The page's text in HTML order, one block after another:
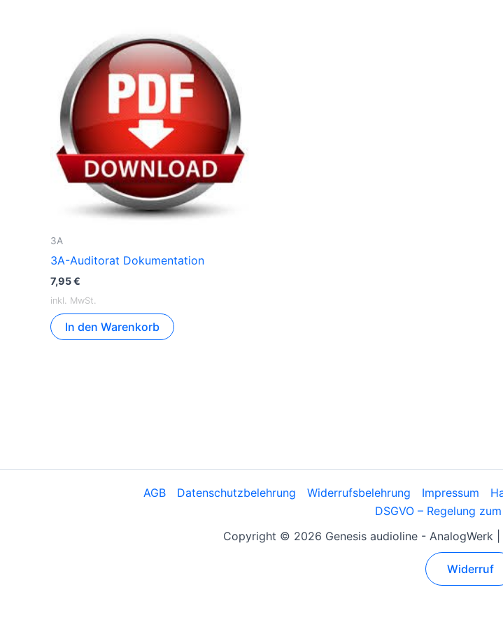
3A
3A-Auditorat Dokumentation
7,95€
inkl. MwSt.
In den Warenkorb
AGB Datenschutzbelehrung Widerrufsbelehrung Impressum
DSGVO – Regelung
Copyright © 2026 Genesis audioline - AnalogWerk
Widerruf